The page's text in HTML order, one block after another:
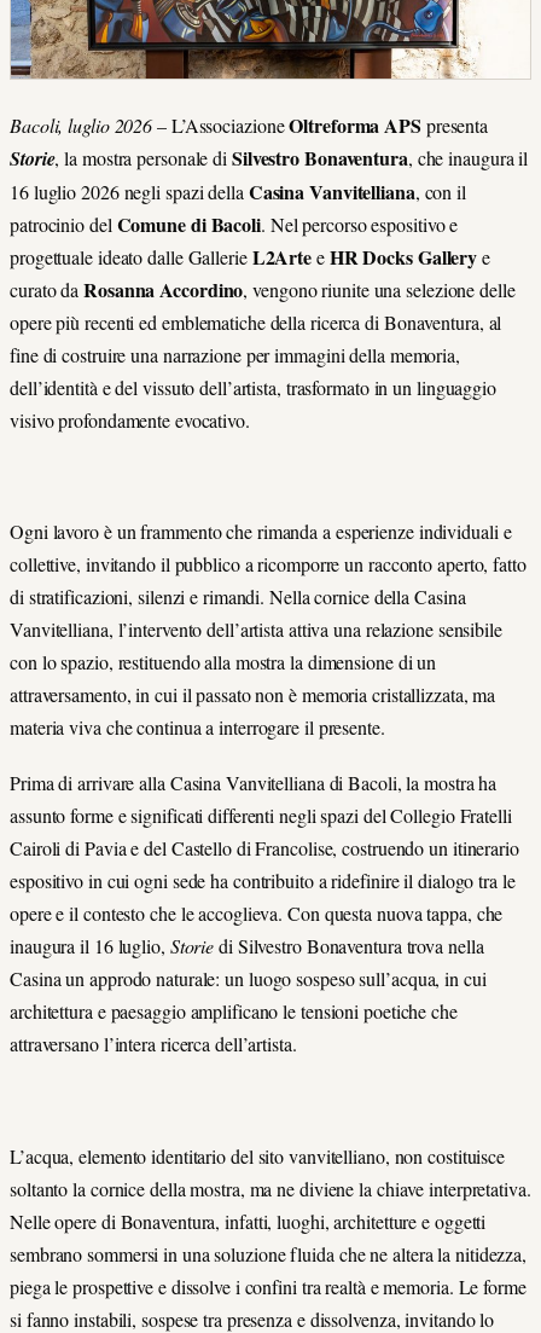
Bacoli, luglio 2026– L’AssociazioneOltreforma APS presenta
Storie, la mostra personale di Silvestro Bonaventura, che inaugura il
16 luglio 2026 negli spazi della Casina Vanvitelliana, con il
patrocinio del Comune di Bacoli. Nel percorso espositivo e
progettuale ideato dalle GallerieL2ArteeHR Docks Gallerye
curato daRosanna Accordino, vengono riunite una selezione delle
opere più recenti ed emblematiche della ricerca di Bonaventura, al
fine di costruire una narrazione per immagini della memoria,
dell’identità e del vissuto dell’artista, trasformato in un linguaggio
visivo profondamente evocativo.
Ogni lavoro è un frammento che rimanda a esperienze individuali e
collettive, invitando il pubblico a ricomporre un racconto aperto, fatto
di stratificazioni, silenzi e rimandi. Nella cornice della Casina
Vanvitelliana, l’intervento dell’artista attiva una relazione sensibile
con lo spazio, restituendo alla mostra la dimensione di un
attraversamento, in cui il passato non è memoria cristallizzata, ma
materia viva che continua a interrogare il presente.
Prima di arrivare alla Casina Vanvitelliana di Bacoli, la mostra ha
assunto forme e significati differenti negli spazi del Collegio Fratelli
Cairoli di Pavia e del Castello di Francolise, costruendo un itinerario
espositivo in cui ogni sede ha contribuito a ridefinire il dialogo tra le
opere e il contesto che le accoglieva. Con questa nuova tappa, che
inaugura il 16 luglio, Storiedi Silvestro Bonaventura trova nella
Casina un approdo naturale: un luogo sospeso sull’acqua, in cui
architettura e paesaggio amplificano le tensioni poetiche che
attraversano l’intera ricerca dell’artista.
L’acqua, elemento identitario del sito vanvitelliano, non costituisce
soltanto la cornice della mostra, ma ne diviene la chiave interpretativa.
Nelle opere di Bonaventura, infatti, luoghi, architetture e oggetti
sembrano sommersi in una soluzione fluida che ne altera la nitidezza,
piega le prospettive e dissolve i confini tra realtà e memoria. Le forme
si fanno instabili, sospese tra presenza e dissolvenza, invitando lo